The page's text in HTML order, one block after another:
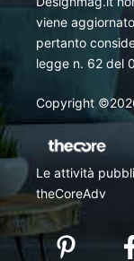
viene
pertanto
legge n. 62 del
Copyright
Le attività
theCoreAdv